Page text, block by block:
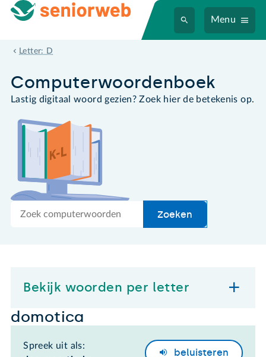
Menu
Letter: D
domotica
Computer­woordenboek
Lastig digitaal woord gezien? Zoek hier de betekenis op.
Zoek
Zoeken
Bekijk woorden per letter
domotica
Spreek uit als:
beluisteren